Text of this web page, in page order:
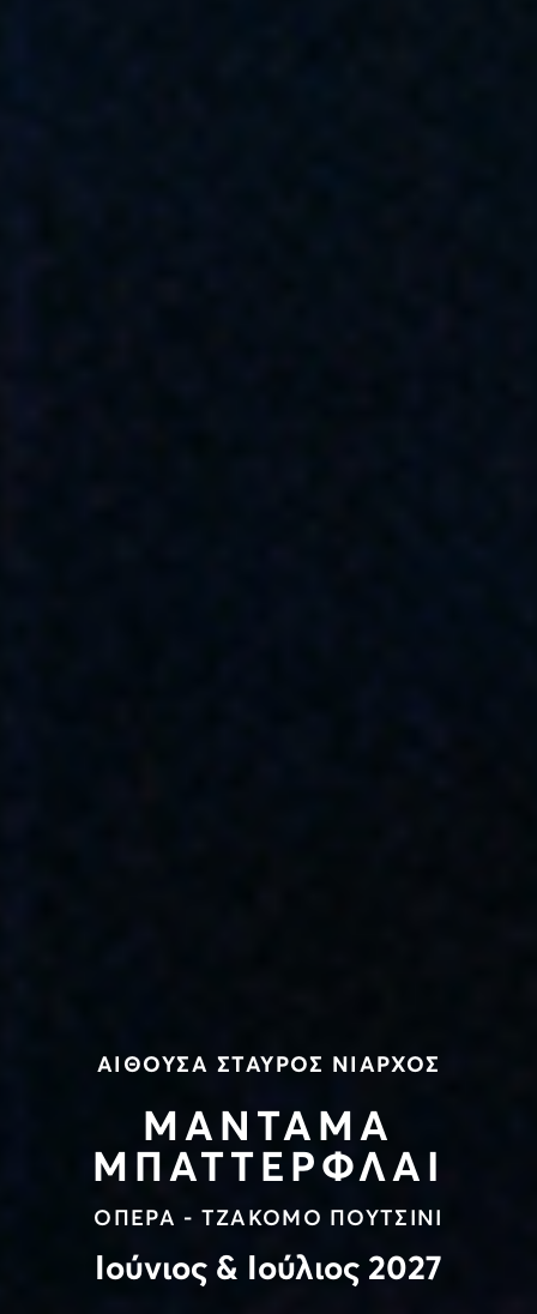
ΑΙΘΟΥΣΑ ΣΤΑΥΡΟΣ ΝΙΑΡΧΟΣ
ΜΑΝΤΑΜΑ
ΜΠΑΤΤΕΡΦΛΑΙ
ΟΠΕΡΑ - ΤΖΑΚΟΜΟ ΠΟΥΤΣΙΝΙ
Ιούνιος & Ιούλιος 2027